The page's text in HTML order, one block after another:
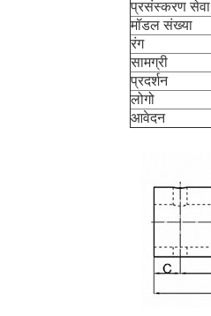
प्रसंस्करण सेवा
मॉडल संख्या
रंग
सामग्री
प्रदर्शन
लोगो
आवेदन